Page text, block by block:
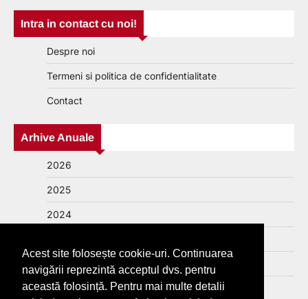
Acest site folosește cookie-uri. Continuarea
navigării reprezintă acceptul dvs. pentru
această folosință. Pentru mai multe detalii
Intra in contact cu noi!
Despre noi
Termeni si politica de confidentialitate
Contact
Arhive Anuale
2026
2025
2024
2022
2021